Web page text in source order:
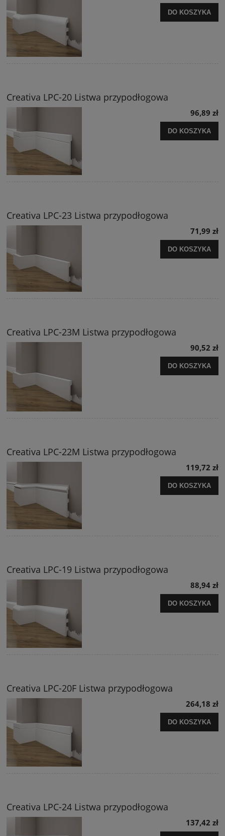
DO KOSZYKA
Creativa LPC-20 Listwa przypodłogowa
96,89 zł
DO KOSZYKA
Creativa LPC-23 Listwa przypodłogowa
71,99 zł
DO KOSZYKA
Creativa LPC-23M Listwa przypodłogowa
90,52 zł
DO KOSZYKA
Creativa LPC-22M Listwa przypodłogowa
119,72 zł
DO KOSZYKA
Creativa LPC-19 Listwa przypodłogowa
88,94 zł
DO KOSZYKA
Creativa LPC-20F Listwa przypodłogowa
264,18 zł
DO KOSZYKA
Creativa LPC-24 Listwa przypodłogowa
137,42 zł